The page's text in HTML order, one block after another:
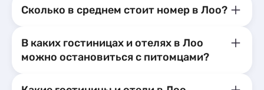
Сколько в среднем стоит номер в Лоо?
В каких гостиницах и отелях в Лоо
можно остановиться с питомцами?